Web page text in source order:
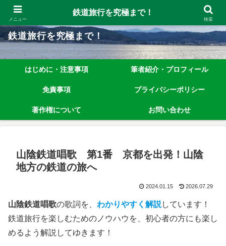
鉄道旅行を究極まで楽しむノウハウを、わかりやすく解説しています！
鉄道旅行を究極まで！
はじめに・注意事項 筆者紹介・プロフィール
免責事項 プライバシーポリシー
著作権について お問い合わせ
山陰鉄道唱歌 第1番 京都を出発！山陰
地方の鉄道の旅へ
2024.01.15 2026.07.29
山陰鉄道唱歌の歌詞を、 わかりやすく解説しています！
鉄道旅行を楽しむためのノウハウを、初心者の方にも楽し
めるよう解説してゆきます！
メニュー
鉄道旅行を究極まで！
検索